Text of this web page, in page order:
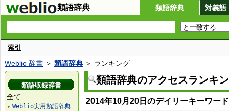
類語辞典 類語辞典 対義語
索引
Weblio 辞書 ＞ 類語辞典 ＞ ランキング
類語辞典のアクセスランキ
2014年10月20日のデイリーキーワー
類語収録辞書
全て
▼ Weblio実用類語辞典